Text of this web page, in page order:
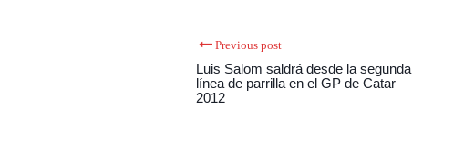
Previous post
Luis Salom saldrá desde la segunda
línea de parrilla en el GP de Catar
2012